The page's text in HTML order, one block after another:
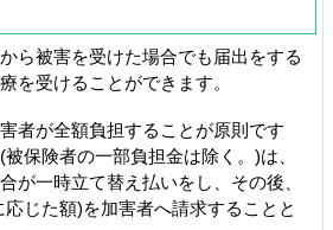
ら被害を受けた場合でも届出をする
を受けることができます。
者が全額負担することが原則です
保険者の一部負担金は除く。)は、
が一時立て替え払いをし、その後、
じた額)を加害者へ請求することと